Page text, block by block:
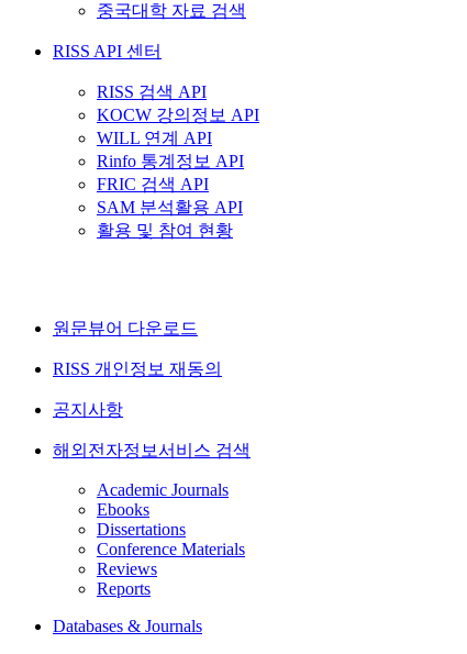
중국대학 자료 검색
RISS API 센터
RISS 검색 API
KOCW 강의정보 API
WILL 연계 API
Rinfo 통계정보 API
FRIC 검색 API
SAM 분석활용 API
활용 및 참여 현황
원문뷰어 다운로드
RISS 개인정보 재동의
공지사항
해외전자정보서비스 검색
Academic Journals
Ebooks
Dissertations
Conference Materials
Reviews
Reports
Databases & Journals